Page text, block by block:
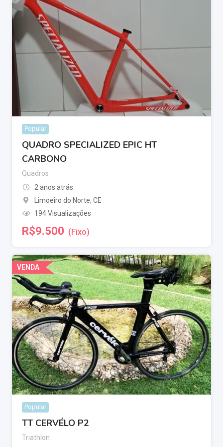
Popular
QUADRO SPECIALIZED EPIC HT
CARBONO
Quadros
2 anos atrás
Limoeiro do Norte, CE
194 Visualizações
R$9.500 (Fixo)
VENDA
Popular
TT CERVÉLO P2
Triathlon